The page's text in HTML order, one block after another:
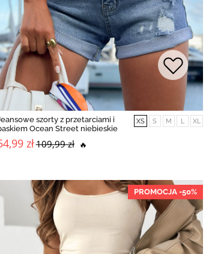
szorty z przetarciami i
Ocean Street niebieskie
zł109,99 zł 🔥
XS S M L XL
PROMOCJA -50%